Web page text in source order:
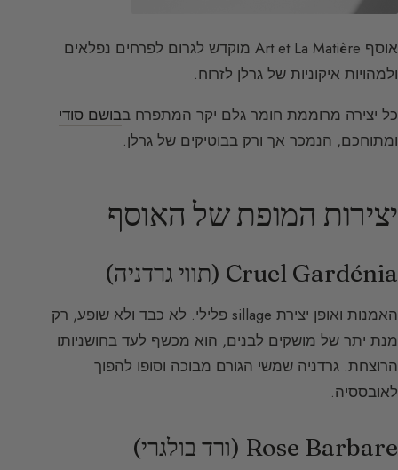
אוסף Art et La Matière מוקדש לגרום לפרחים נפלאים
ולמהויות איקוניות של גרלן לזרוח.
כל יצירה מרוממת חומר גלם יקר המתפרח בבושם סודי
ומתוחכם, הנמכר אך ורק בבוטיקים של גרלן.
יצירות המופת של האוסף
Cruel Gardénia (תווי גרדניה)
האמנות ואופן יצירת sillage פלילי. לא כבד ולא שופע, רק
מנת יתר של מושקים לבנים, הוא מכשף לעד בחושניותו
הרוצחת. גרדניה שמשי הגורם מבוכה וסופו להפוך
לאובססיה.
Rose Barbare (ורד בולגרי)